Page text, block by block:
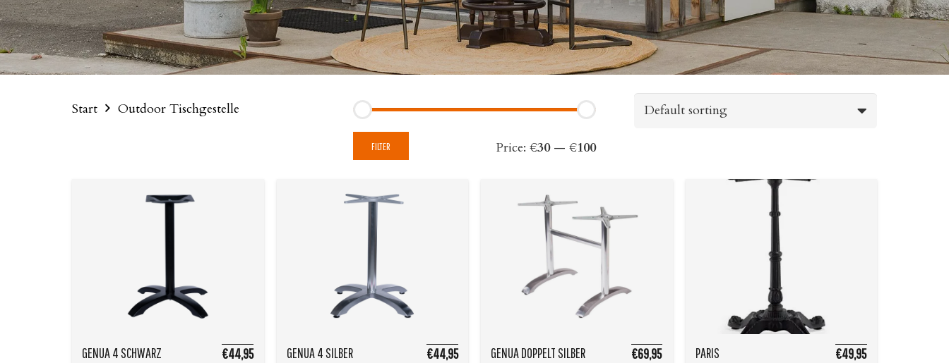
Start
Outdoor Tischgestelle
Min
Max
FILTER Price: €30— €100
GENUA 4 SCHWARZ €44,95 GENUA 4 SILBER €44,95 GENUA DOPPELT SILBER €69,95 PARIS €49,95